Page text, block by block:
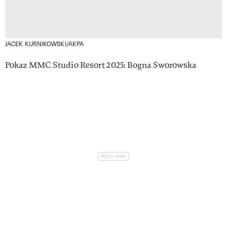
JACEK KURNIKOWSKI/AKPA
Pokaz MMC Studio Resort 2025: Bogna Sworowska